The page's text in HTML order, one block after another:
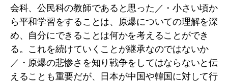
会科、公民科の教師であると思った／・小さい頃か
ら平和学習をすることは、原爆についての理解を深
め、自分にできることは何かを考えることができ
る。これを続けていくことが継承なのではないか
／・原爆の悲惨さを知り戦争をしてはならないと伝
えることも重要だが、日本が中国や韓国に対して行